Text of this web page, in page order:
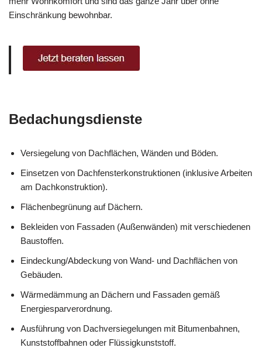
Einschränkung bewohnbar.
Bedachungsdienste
Versiegelung von Dachflächen, Wänden und Böden.
Einsetzen von Dachfensterkonstruktionen (inklusive Arbeiten
am Dachkonstruktion).
Flächenbegrünung auf Dächern.
Bekleiden von Fassaden (Außenwänden) mit verschiedenen
Baustoffen.
Eindeckung/Abdeckung von Wand- und Dachflächen von
Gebäuden.
Wärmedämmung an Dächern und Fassaden gemäß
Energiesparverordnung.
Ausführung von Dachversiegelungen mit Bitumenbahnen,
Kunststoffbahnen oder Flüssigkunststoff.